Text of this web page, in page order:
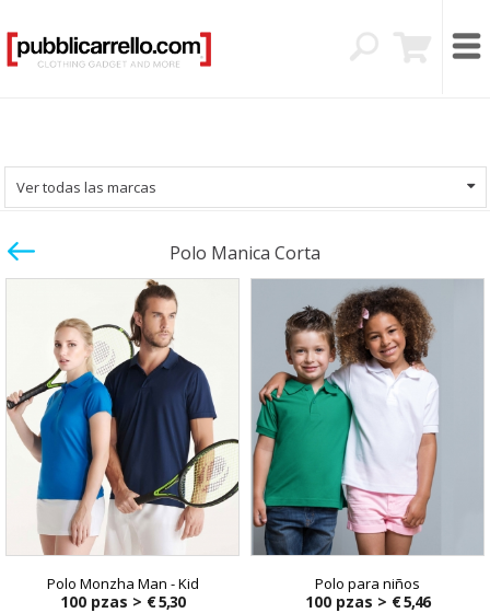
Ver todas las marcas
Polo Manica Corta
Polo Monzha Man - Kid
100 pzas > € 5,30
Polo para niños
100 pzas > € 5,46